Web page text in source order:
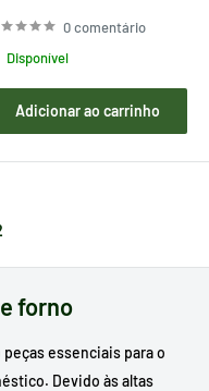
0 comentário
Disponível
Adicionar ao carrinho
forno
peças essenciais para o
Devido às altas